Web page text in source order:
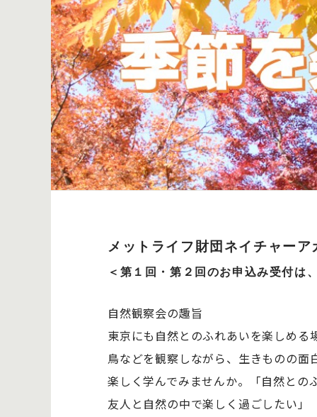
メットライフ財団ネイチャー
＜第１回・第２回のお申込み受付は
自然観察会の趣旨
東京にも自然とのふれあいを楽しめ
鳥などを観察しながら、生きものの
楽しく学んでみませんか。「自然との
友人と自然の中で楽しく過ごしたい